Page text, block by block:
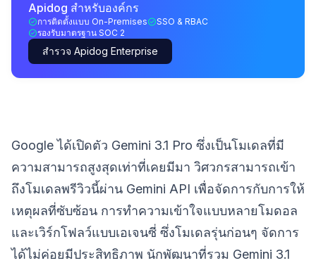
Apidog สำหรับองค์กร
การติดตั้งแบบ On-Premises
SSO & RBAC
รองรับมาตรฐาน SOC 2
สำรวจ Apidog Enterprise
Google ได้เปิดตัว Gemini 3.1 Pro ซึ่งเป็นโมเดลที่มี
ความสามารถสูงสุดเท่าที่เคยมีมา วิศวกรสามารถเข้า
ถึงโมเดลพรีวิวนี้ผ่าน Gemini API เพื่อจัดการกับการให้
เหตุผลที่ซับซ้อน การทำความเข้าใจแบบหลายโมดอล
และเวิร์กโฟลว์แบบเอเจนซี่ ซึ่งโมเดลรุ่นก่อนๆ จัดการ
ได้ไม่ค่อยมีประสิทธิภาพ นักพัฒนาที่รวม Gemini 3.1